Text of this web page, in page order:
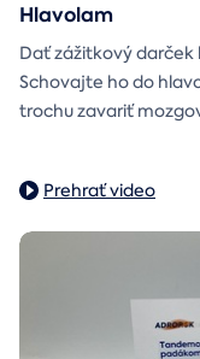
Hlavolam
Dať zážitkový darček
Schovajte ho do
trochu zavariť
objaví poukaz na
Vonkajšie rozmery:
Prehrať video